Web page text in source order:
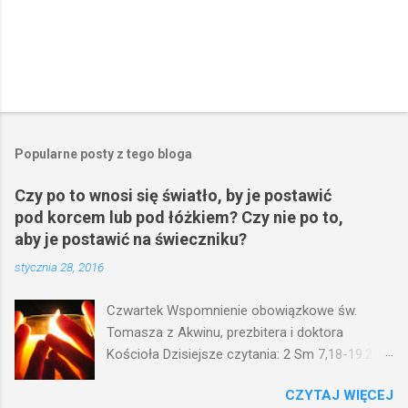
Popularne posty z tego bloga
Czy po to wnosi się światło, by je postawić
pod korcem lub pod łóżkiem? Czy nie po to,
aby je postawić na świeczniku?
stycznia 28, 2016
Czwartek Wspomnienie obowiązkowe św.
Tomasza z Akwinu, prezbitera i doktora
Kościoła Dzisiejsze czytania: 2 Sm 7,18-19.24-
(Mk 4,21-25) Jezus mówił ludowi: Czy po to
CZYTAJ WIĘCEJ